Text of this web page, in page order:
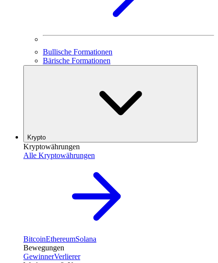
Bullische Formationen
Bärische Formationen
Krypto
Kryptowährungen
Alle Kryptowährungen
BitcoinEthereumSolana
Bewegungen
GewinnerVerlierer